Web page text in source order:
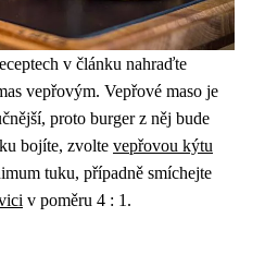
v článku nahraďte
vepřovým. Vepřové maso je
proto burger z něj bude
bojíte, zvolte vepřovou kýtu
tuku, případně smíchejte
v poměru 4 : 1.